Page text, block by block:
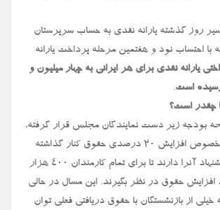
روز گذشته یارانه نقدی به حساب سرپرستان
با احتساب نود و هفتمین مرحله پرداخت یارانه
یارانه نقدی برای هر ایرانی به چهار میلیون و
.
چقدر است؟
بودجه زیر دست نمایندگان مجلس قرار گرفته،
پیشنهاد دولت در خصوص افزایش ۲۰ درصدی حقوق کنار گذاشته
شد و نمایندگان پیشنهاد آنرا دارند تا برای تمام کارمندان ۴۰۰ هزار
۱۰ درصد افزایش حقوق در نظر بگیرند. این مسال در حالی
از بازنشستگان با حقوق دریافتی فعلی توان